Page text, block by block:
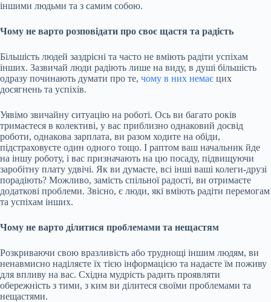
іншими людьми та з самим собою.
Чому не варто розповідати про своє щастя та радість
Більшість людей заздрісні та часто не вміють радіти успіхам
інших. Зазвичай люди радіють лише на виду, в душі більшість
одразу починають думати про те, чому в них немає цих
досягнень та успіхів.
Уявімо звичайну ситуацію на роботі. Ось ви багато років
тримаєтеся в колективі, у вас приблизно однаковий досвід
роботи, однакова зарплата, ви разом ходите на обіди,
підстраховуєте один одного тощо. І раптом ваш начальник йде
на іншу роботу, і вас призначають на цю посаду, підвищуючи
заробітну плату удвічі. Як ви думаєте, всі інші ваші колеги-друзі
порадіють? Можливо, замість спільної радості, ви отримаєте
додаткові проблеми. Звісно, є люди, які вміють радіти перемогам
та успіхам інших.
Чому не варто ділитися проблемами та нещастям
Розкриваючи свою вразливість або труднощі іншим людям, ви
ненавмисно наділяєте їх тією інформацією та надаєте їм поживу
для впливу на вас. Східна мудрість радить проявляти
обережність з тими, з ким ви ділитеся своїми проблемами та
нещастями.